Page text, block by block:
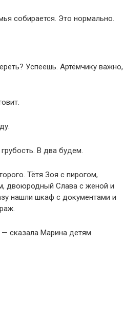
собирается. Это нормально.
Успеешь. Артёмчику важно,
В два будем.
Тётя Зоя с пирогом,
двоюродный Слава с женой и
нашли шкаф с документами и
— сказала Марина детям.